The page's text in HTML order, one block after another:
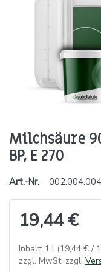
Milchsäure
BP, E 270
Art.-Nr.
19,44 €
Inhalt: 1 l (19,44 € /
zzgl. MwSt. zzgl.